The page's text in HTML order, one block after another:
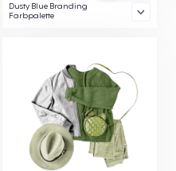
Dusty Blue Branding
Farbpalette